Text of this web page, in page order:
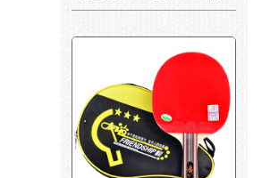
撮ります。二つの写真を撮っ